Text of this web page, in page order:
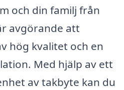
och din familj från
avgörande att
hög kvalitet och en
Med hjälp av ett
av takbyte kan du